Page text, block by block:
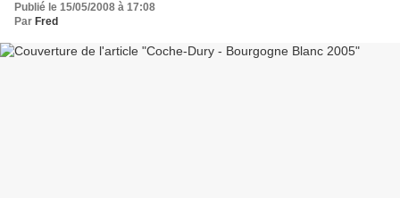
Publié le 15/05/2008 à 17:08
Par Fred